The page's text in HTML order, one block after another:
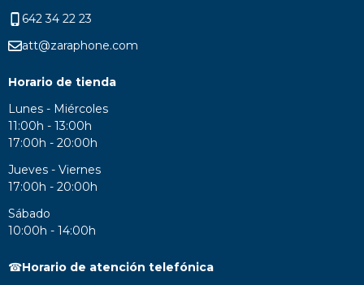
642 34 22 23
att@zaraphone.com
Horario de tienda
Lunes - Miércoles
11:00h - 13:00h
17:00h - 20:00h
Jueves - Viernes
17:00h - 20:00h
Sábado
10:00h - 14:00h
☎Horario de atención telefónica